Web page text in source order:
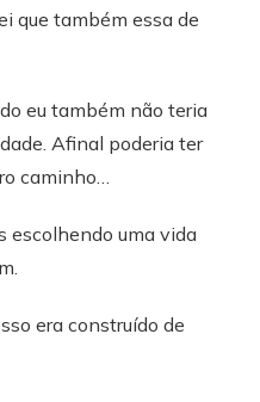
que também essa de
eu também não teria
Afinal poderia ter
caminho…
escolhendo uma vida
era construído de